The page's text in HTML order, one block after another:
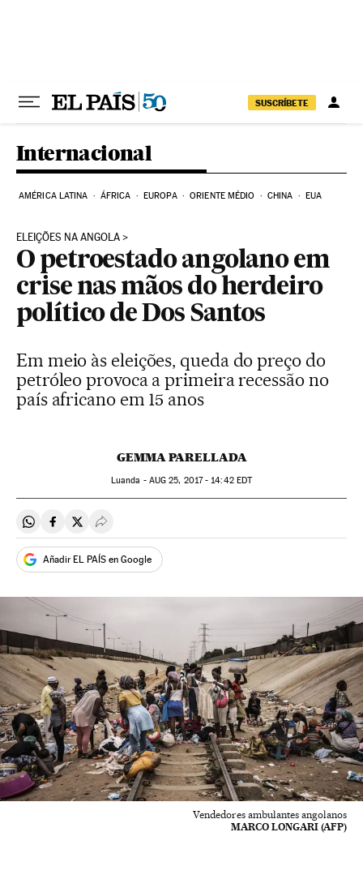
SUSCRÍBETE
Internacional
AMÉRICA LATINA ÁFRICA EUROPA ORIENTE MÉDIO CHINA EUA
ELEIÇÕES NA ANGOLA
O petroestado angolano em
crise nas mãos do herdeiro
político de Dos Santos
Em meio às eleições, queda do preço do
petróleo provoca a primeira recessão no
país africano em 15 anos
GEMMA PARELLADA
Luanda - AUG 25, 2017 - 14:42EDT
Compartir en Whatsapp
Compartir en Facebook
Compartir en Twitter
Desplegar Redes Sociales
Añadir EL PAÍS en Google
Vendedores ambulantes angolanos
MARCO LONGARI (AFP)